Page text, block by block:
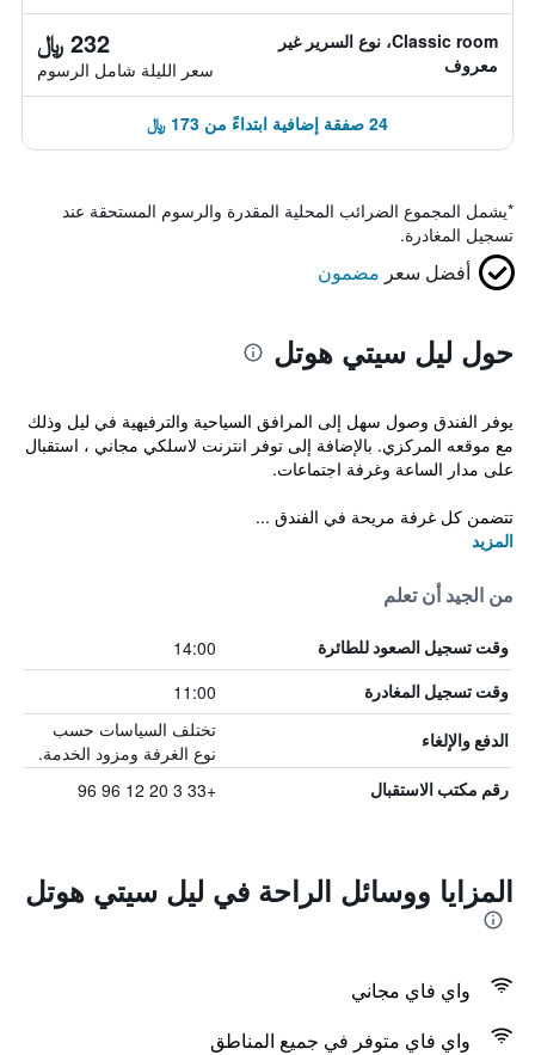
Classic room، نوع السرير غير
معروف
232 ﷼
سعر الليلة شامل الرسوم
24 صفقة إضافية ابتداءً من 173 ﷼
*يشمل المجموع الضرائب المحلية المقدرة والرسوم المستحقة عند
تسجيل المغادرة.
أفضل سعر مضمون
حول ليل سيتي هوتل
يوفر الفندق وصول سهل إلى المرافق السياحية والترفيهية في ليل وذلك
مع موقعه المركزي. بالإضافة إلى توفر انترنت لاسلكي مجاني ، استقبال
على مدار الساعة وغرفة اجتماعات.
تتضمن كل غرفة مريحة في الفندق ...
المزيد
من الجيد أن تعلم
وقت تسجيل الصعود للطائرة 14:00
وقت تسجيل المغادرة 11:00
الدفع والإلغاء
تختلف السياسات حسب
نوع الغرفة ومزود الخدمة.
رقم مكتب الاستقبال +33 3 20 12 96 96
المزايا ووسائل الراحة في ليل سيتي هوتل
واي فاي مجاني
واي فاي متوفر في جميع المناطق